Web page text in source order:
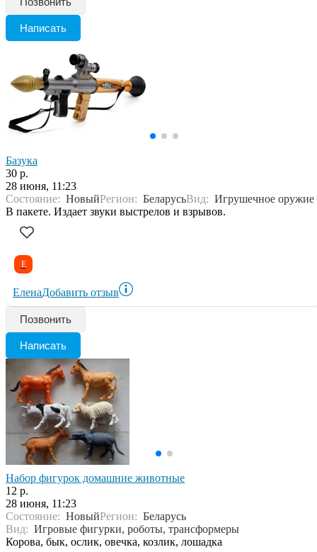
Написать
Базука
30 р.
28 июня, 11:23
Состояние: НовыйРегион: БеларусьВид: Игрушечное оружие
В пакете. Издает звуки выстрелов и взрывов.
Е
ЕленаДобавить отзыв
Позвонить
Написать
Набор фигурок домашние животные
12 р.
28 июня, 11:23
Состояние: НовыйРегион: Беларусь
Вид: Игровые фигурки, роботы, трансформеры
Корова, бык, ослик, овечка, козлик, лошадка